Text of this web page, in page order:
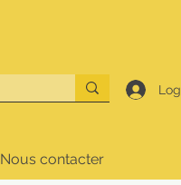
Nous contacter